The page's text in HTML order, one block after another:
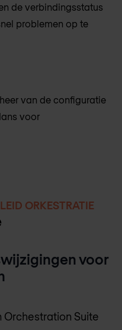
de verbindingsstatus
problemen op te
van de configuratie
voor
ORKESTRATIE
voor
Orchestration Suite